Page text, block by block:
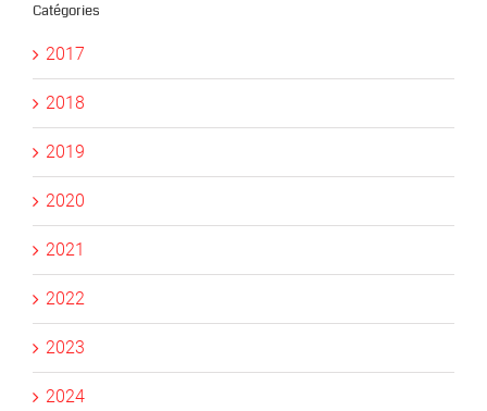
Catégories
2017
2018
2019
2020
2021
2022
2023
2024